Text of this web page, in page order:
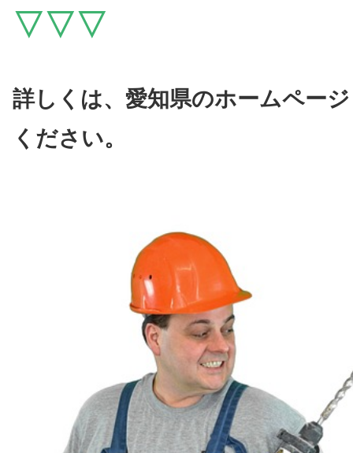
▽▽▽
詳しくは、愛知県のホームペー
ください。